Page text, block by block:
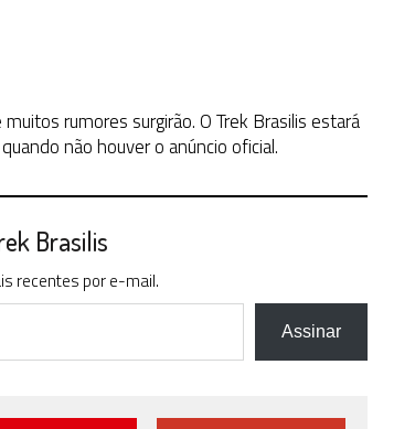
rumores surgirão. O Trek Brasilis estará
não houver o anúncio oficial.
Brasilis
recentes por e-mail.
Assinar